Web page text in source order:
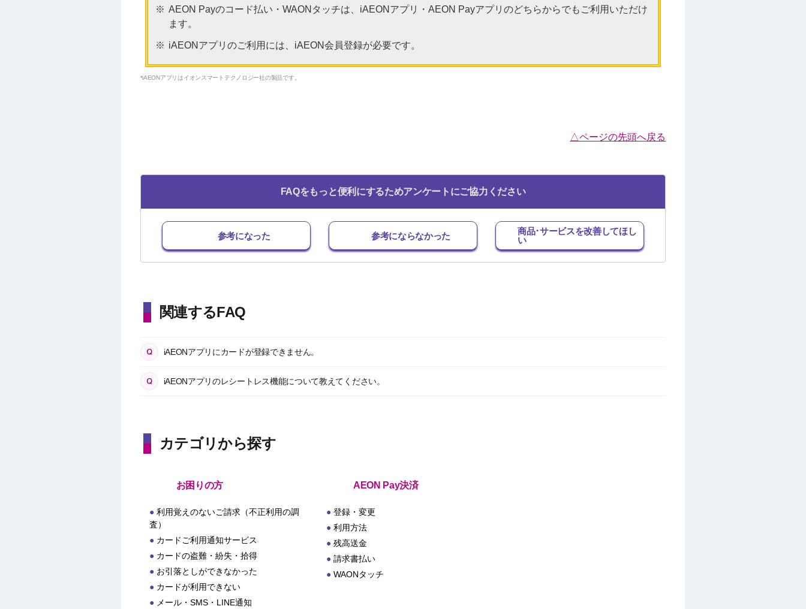
AEON Payのコード払い・WAONタッチは、iAEONアプリ・AEON Payアプリのどちらからでもご利用いただけ
ます。
iAEONアプリのご利用には、iAEON会員登録が必要です。
*iAEONアプリはイオンスマートテクノロジー社の製品です。
△ページの先頭へ戻る
FAQをもっと便利にするためアンケートにご協力ください
参考になった 参考にならなかった
商品･サービスを改善してほし
い
関連するFAQ
iAEONアプリにカードが登録できません。
iAEONアプリのレシートレス機能について教えてください。
カテゴリから探す
お困りの方
利用覚えのないご請求（不正利用の調
査）
カードご利用通知サービス
カードの盗難・紛失・拾得
お引落としができなかった
カードが利用できない
メール・SMS・LINE通知
AEON Pay決済
登録・変更
利用方法
残高送金
請求書払い
WAONタッチ